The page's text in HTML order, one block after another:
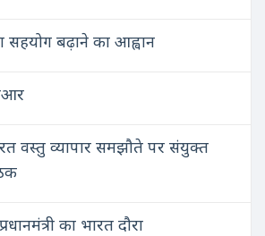
सहयोग बढ़ाने का आह्वान
वस्तु व्यापार समझौते पर संयुक्त
का भारत दौरा